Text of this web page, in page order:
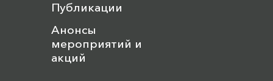
Публикации
Анонсы
мероприятий и
акций